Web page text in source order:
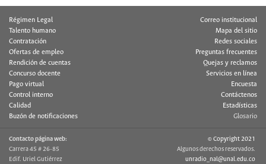
Régimen Legal
Talento humano
Contratación
Ofertas de empleo
Rendición de cuentas
Concurso docente
Pago virtual
Control interno
Calidad
Buzón de notificaciones
Correo institucional
Mapa del sitio
Redes sociales
Preguntas frecuentes
Quejas y reclamos
Servicios en línea
Encuesta
Contáctenos
Estadísticas
Glosario
Contacto página web:
Carrera 45 # 26-85
Edif. Uriel Gutiérrez
© Copyright 2021
Algunos derechos reservados.
unradio_nal@unal.edu.co